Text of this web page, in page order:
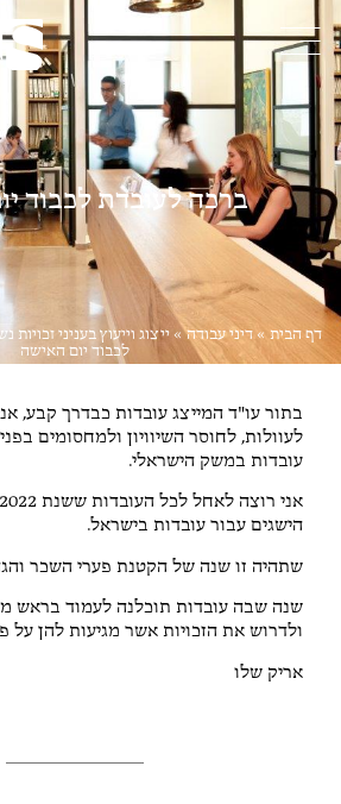
ברכה לעובדת לכבוד
דף הבית »דיני עבודה»ייצוג וייעוץ בעניני
לכבוד יום האישה
בתור עו"ד המייצג עובדות כבדרך קבע,
לעוולות, לחוסר השיוויון ולמחסומים
עובדות במשק הישראלי.
הישגים עבור עובדות בישראל.
שתהיה זו שנה של הקטנת פערי השכר
שנה שבה עובדות תוכלנה לעמוד בראש
ולדרוש את הזכויות אשר מגיעות להן על
אריק שלו